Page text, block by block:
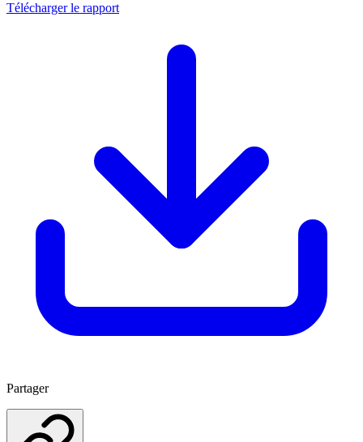
Télécharger le rapport
Partager